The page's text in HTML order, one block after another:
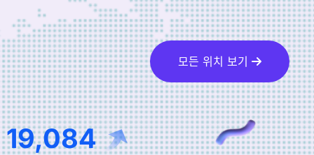
모든 위치 보기
29,041